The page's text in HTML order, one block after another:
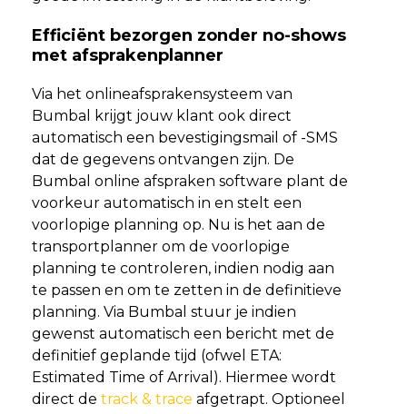
Efficiënt bezorgen zonder no-shows
met afsprakenplanner
Via het onlineafsprakensysteem van
Bumbal krijgt jouw klant ook direct
automatisch een bevestigingsmail of -SMS
dat de gegevens ontvangen zijn. De
Bumbal online afspraken software plant de
voorkeur automatisch in en stelt een
voorlopige planning op. Nu is het aan de
transportplanner om de voorlopige
planning te controleren, indien nodig aan
te passen en om te zetten in de definitieve
planning. Via Bumbal stuur je indien
gewenst automatisch een bericht met de
definitief geplande tijd (ofwel ETA:
Estimated Time of Arrival). Hiermee wordt
direct de track & trace afgetrapt. Optioneel